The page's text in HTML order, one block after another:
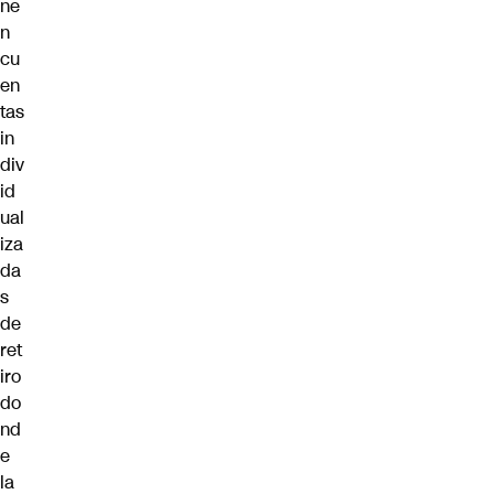
ne
n
cu
en
tas
in
div
id
ual
iza
da
s
de
ret
iro
do
nd
e
la